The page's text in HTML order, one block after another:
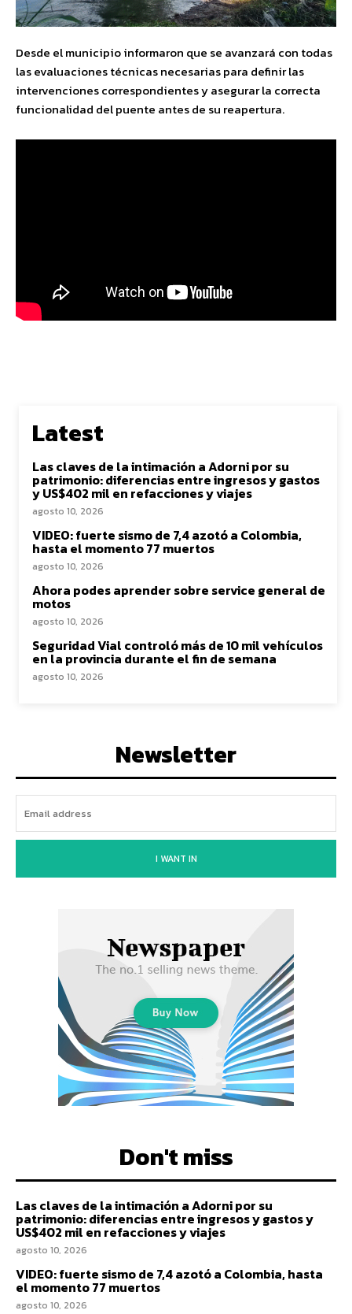
Desde el municipio informaron que se avanzará con todas
las evaluaciones técnicas necesarias para definir las
intervenciones correspondientes y asegurar la correcta
funcionalidad del puente antes de su reapertura.
Latest
Las claves de la intimación a Adorni por su
patrimonio: diferencias entre ingresos y gastos
y US$402 mil en refacciones y viajes
agosto 10, 2026
VIDEO: fuerte sismo de 7,4 azotó a Colombia,
hasta el momento 77 muertos
agosto 10, 2026
Ahora podes aprender sobre service general de
motos
agosto 10, 2026
Seguridad Vial controló más de 10 mil vehículos
en la provincia durante el fin de semana
agosto 10, 2026
Newsletter
I WANT IN
Don't miss
Las claves de la intimación a Adorni por su
patrimonio: diferencias entre ingresos y gastos y
US$402 mil en refacciones y viajes
agosto 10, 2026
VIDEO: fuerte sismo de 7,4 azotó a Colombia, hasta
el momento 77 muertos
agosto 10, 2026